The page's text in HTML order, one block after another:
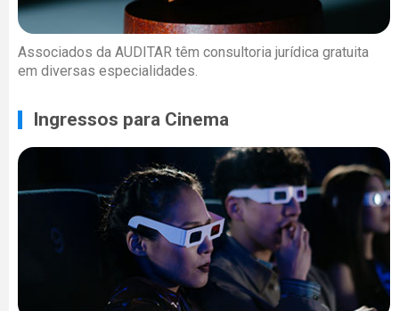
Associados da AUDITAR têm consultoria jurídica gratuita
em diversas especialidades.
Ingressos para Cinema